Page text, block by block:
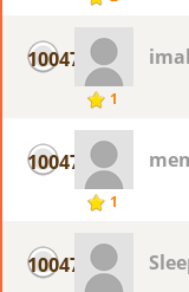
10047
1
10047
1
10047